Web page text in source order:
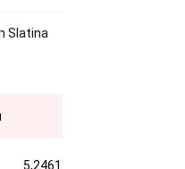
Slatina
5,2461